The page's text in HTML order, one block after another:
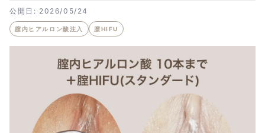
公開日: 2026/05/24
膣内ヒアルロン酸注入 膣HIFU